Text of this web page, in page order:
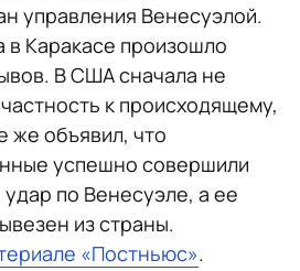
управления Венесуэлой.
в Каракасе произошло
В США сначала не
к происходящему,
же объявил, что
успешно совершили
по Венесуэле, а ее
из страны.
«Постньюс».